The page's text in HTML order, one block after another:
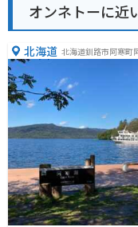
オンネトーに近
北海道 北海道釧路市阿寒町